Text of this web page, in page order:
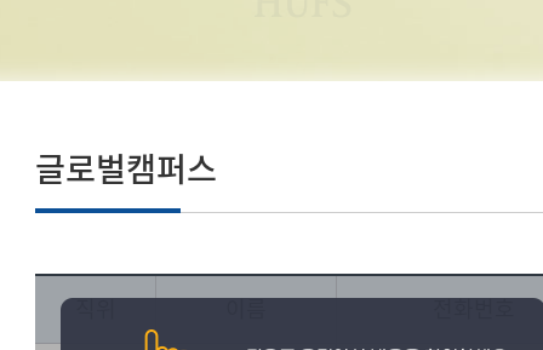
글로벌캠퍼스
직위 이름 전화번호